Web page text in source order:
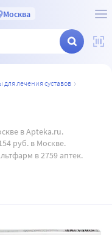
Москва
для лечения суставов
в Apteka.ru.
руб. в Москве.
в 2759 аптек.